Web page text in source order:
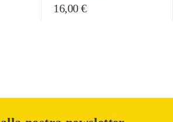
16,00 €